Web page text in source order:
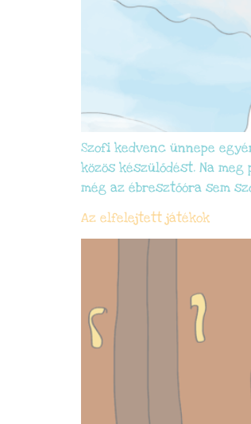
Szofi kedvenc ünnepe
közös készülődést. Na
még az ébresztőóra sem
Az elfelejtett játékok